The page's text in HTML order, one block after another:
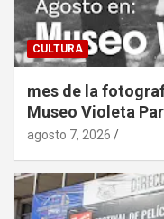
CULTURA
mes de la
Museo Violeta
agosto 7, 2026